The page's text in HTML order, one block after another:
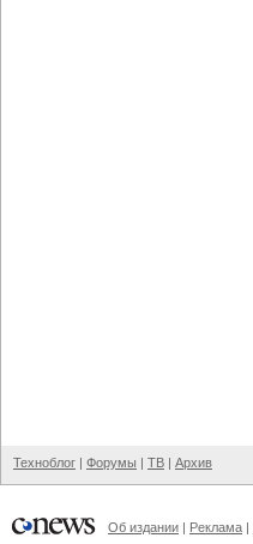
Техноблог | Форумы | ТВ | Архив
Об издании | Реклама |